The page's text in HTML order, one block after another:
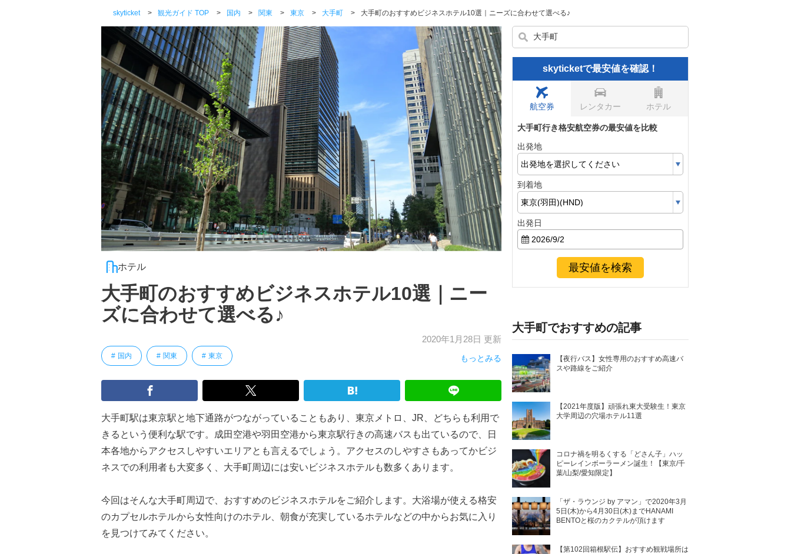
skyticket > 観光ガイド TOP > 国内 > 関東 > 東京 > 大手町 > 大手町のおすすめビジネスホテル10選｜ニーズに合わせて選べる♪
ホテル
大手町のおすすめビジネスホテル10選｜ニー
ズに合わせて選べる♪
2020年1月28日 更新
国内 関東 東京 もっとみる
大手町駅は東京駅と地下通路がつながっていることもあり、東京メトロ、JR、どちらも利用で
きるという便利な駅です。成田空港や羽田空港から東京駅行きの高速バスも出ているので、日
本各地からアクセスしやすいエリアとも言えるでしょう。アクセスのしやすさもあってかビジ
ネスでの利用者も大変多く、大手町周辺には安いビジネスホテルも数多くあります。
今回はそんな大手町周辺で、おすすめのビジネスホテルをご紹介します。大浴場が使える格安
のカプセルホテルから女性向けのホテル、朝食が充実しているホテルなどの中からお気に入り
を見つけてみてください。
skyticketで最安値を確認！
航空券 レンタカー ホテル
大手町行き格安航空券の最安値を比較
出発地
到着地
出発日
最安値を検索
大手町でおすすめの記事
【夜行バス】女性専用のおすすめ高速バ
スや路線をご紹介
【2021年度版】頑張れ東大受験生！東京
大学周辺の穴場ホテル11選
コロナ禍を明るくする「どさん子」ハッ
ピーレインボーラーメン誕生！【東京/千
葉/山梨/愛知限定】
「ザ・ラウンジ by アマン」で2020年3月
5日(木)から4月30日(木)までHANAMI
BENTOと桜のカクテルが頂けます
【第102回箱根駅伝】おすすめ観戦場所は